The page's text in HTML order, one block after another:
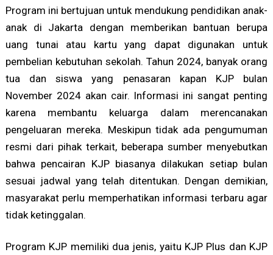
Program ini bertujuan untuk mendukung pendidikan anak-
anak di Jakarta dengan memberikan bantuan berupa
uang tunai atau kartu yang dapat digunakan untuk
pembelian kebutuhan sekolah. Tahun 2024, banyak orang
tua dan siswa yang penasaran kapan KJP bulan
November 2024 akan cair. Informasi ini sangat penting
karena membantu keluarga dalam merencanakan
pengeluaran mereka. Meskipun tidak ada pengumuman
resmi dari pihak terkait, beberapa sumber menyebutkan
bahwa pencairan KJP biasanya dilakukan setiap bulan
sesuai jadwal yang telah ditentukan. Dengan demikian,
masyarakat perlu memperhatikan informasi terbaru agar
tidak ketinggalan.
Program KJP memiliki dua jenis, yaitu KJP Plus dan KJP